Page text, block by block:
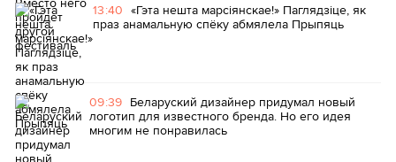
13:40 «Гэта нешта марсіянскае!» Паглядзіце, як
праз анамальную спёку абмялела Прыпяць
09:39 Беларуский дизайнер придумал новый
логотип для известного бренда. Но его идея
многим не понравилась